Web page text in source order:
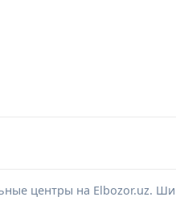
центры на Elbozor.uz.